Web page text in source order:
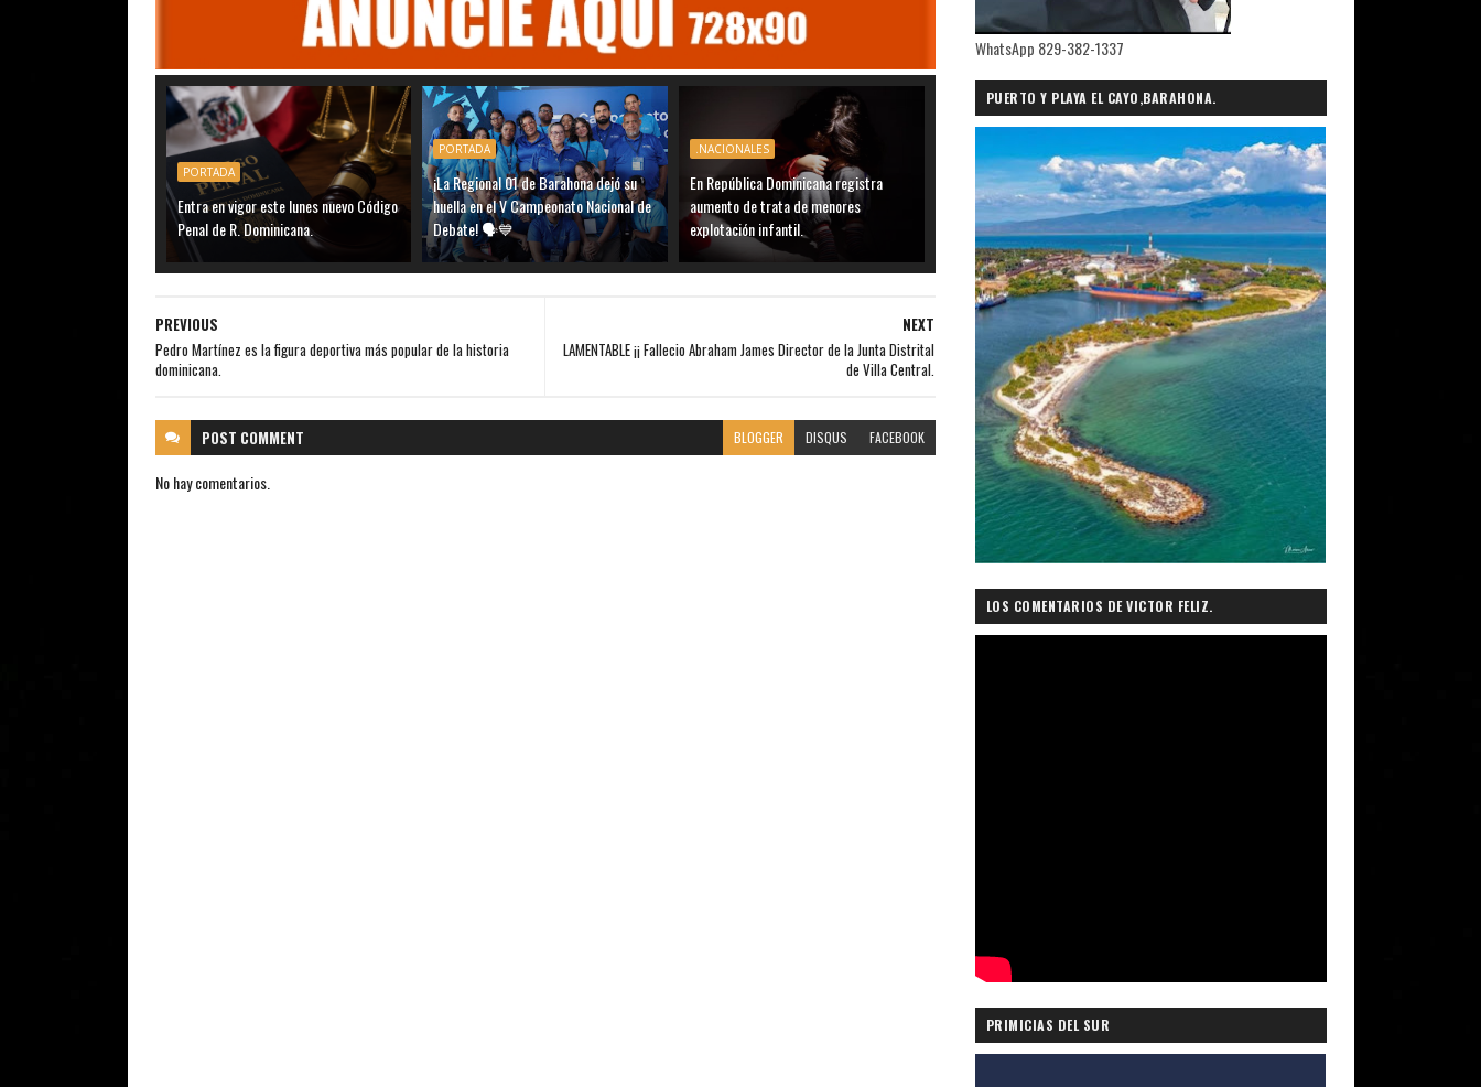
PORTADA
Entra en vigor este lunes nuevo Código
Penal de R. Dominicana.
PORTADA
¡La Regional 01 de Barahona dejó su
huella en el V Campeonato Nacional de
Debate! 🗣️💙
.NACIONALES
En República Dominicana registra
aumento de trata de menores
explotación infantil.
NEXT
LAMENTABLE ¡¡ Fallecio Abraham James Director de la Junta Distrital
de Villa Central.
PREVIOUS
Pedro Martínez es la figura deportiva más popular de la historia
dominicana.
POST COMMENT BLOGGER DISQUS FACEBOOK
No hay comentarios.
WhatsApp 829-382-1337
PUERTO Y PLAYA EL CAYO,BARAHONA.
LOS COMENTARIOS DE VICTOR FELIZ.
PRIMICIAS DEL SUR